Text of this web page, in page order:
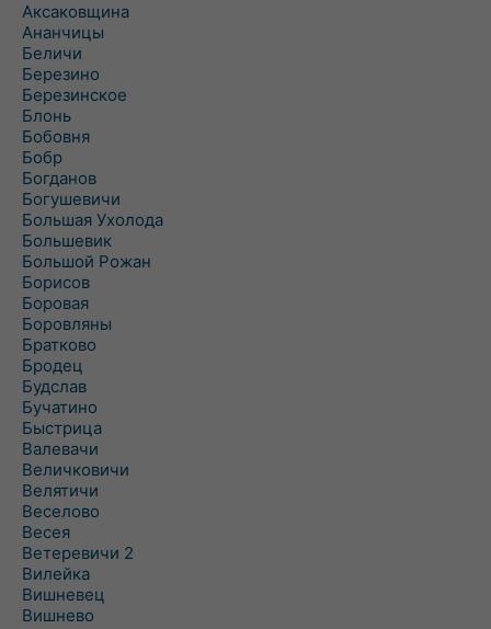
Аксаковщина
Ананчицы
Беличи
Березино
Березинское
Блонь
Бобовня
Бобр
Богданов
Богушевичи
Большая Ухолода
Большевик
Большой Рожан
Борисов
Боровая
Боровляны
Братково
Бродец
Будслав
Бучатино
Быстрица
Валевачи
Величковичи
Велятичи
Веселово
Весея
Ветеревичи 2
Вилейка
Вишневец
Вишнево